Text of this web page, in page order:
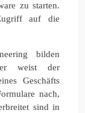
zu starten.
auf die
bilden
weist der
Geschäfts
nach,
sind in